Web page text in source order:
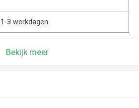
1-3 werkdagen
Bekijk meer